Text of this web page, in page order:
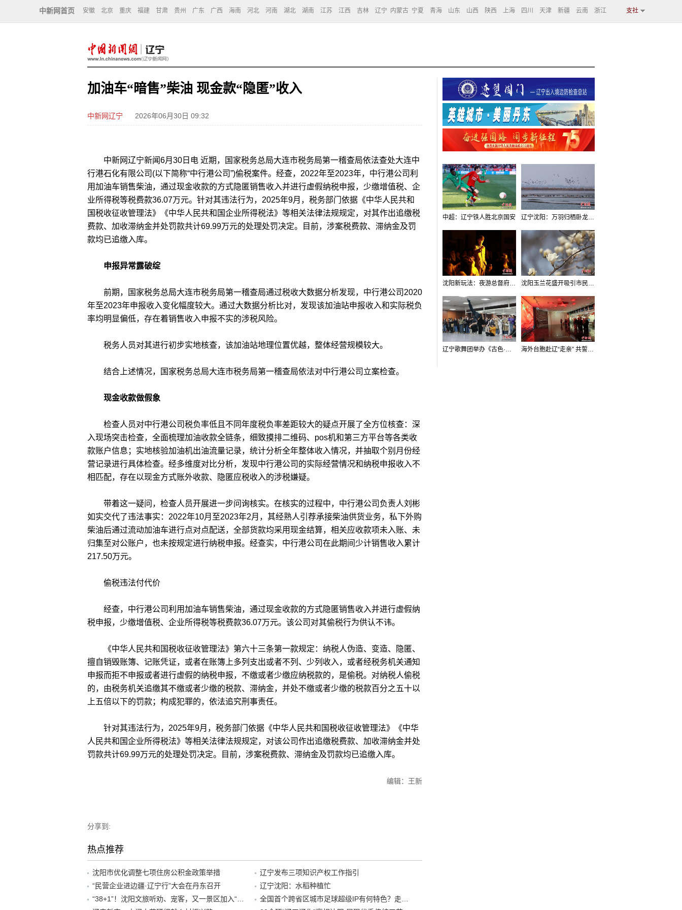
中新网首页 安徽 北京 重庆 福建 甘肃 贵州 广东 广西 海南 河北 河南 湖北 湖南 江苏 江西 吉林 辽宁 内蒙古 宁夏 青海 山东 山西 陕西 上海 四川 天津 新疆 云南 浙江 支社
加油车“暗售”柴油 现金款“隐匿”收入
中新网辽宁 2026年06月30日 09:32
中新网辽宁新闻6月30日电 近期，国家税务总局大连市税务局第一稽查局依法查处大连中
行港石化有限公司(以下简称“中行港公司”)偷税案件。经查，2022年至2023年，中行港公司利
用加油车销售柴油，通过现金收款的方式隐匿销售收入并进行虚假纳税申报，少缴增值税、企
业所得税等税费款36.07万元。针对其违法行为，2025年9月，税务部门依据《中华人民共和
国税收征收管理法》《中华人民共和国企业所得税法》等相关法律法规规定，对其作出追缴税
费款、加收滞纳金并处罚款共计69.99万元的处理处罚决定。目前，涉案税费款、滞纳金及罚
款均已追缴入库。
申报异常露破绽
前期，国家税务总局大连市税务局第一稽查局通过税收大数据分析发现，中行港公司2020
年至2023年申报收入变化幅度较大。通过大数据分析比对，发现该加油站申报收入和实际税负
率均明显偏低，存在着销售收入申报不实的涉税风险。
税务人员对其进行初步实地核查，该加油站地理位置优越，整体经营规模较大。
结合上述情况，国家税务总局大连市税务局第一稽查局依法对中行港公司立案检查。
现金收款做假象
检查人员对中行港公司税负率低且不同年度税负率差距较大的疑点开展了全方位核查：深
入现场突击检查，全面梳理加油收款全链条，细致摸排二维码、pos机和第三方平台等各类收
款账户信息；实地核验加油机出油流量记录，统计分析全年整体收入情况，并抽取个别月份经
营记录进行具体检查。经多维度对比分析，发现中行港公司的实际经营情况和纳税申报收入不
相匹配，存在以现金方式账外收款、隐匿应税收入的涉税嫌疑。
带着这一疑问，检查人员开展进一步问询核实。在核实的过程中，中行港公司负责人刘彬
如实交代了违法事实：2022年10月至2023年2月，其经熟人引荐承接柴油供货业务，私下外购
柴油后通过流动加油车进行点对点配送，全部货款均采用现金结算，相关应收款项未入账、未
归集至对公账户，也未按规定进行纳税申报。经查实，中行港公司在此期间少计销售收入累计
217.50万元。
偷税违法付代价
经查，中行港公司利用加油车销售柴油，通过现金收款的方式隐匿销售收入并进行虚假纳
税申报，少缴增值税、企业所得税等税费款36.07万元。该公司对其偷税行为供认不讳。
《中华人民共和国税收征收管理法》第六十三条第一款规定：纳税人伪造、变造、隐匿、
擅自销毁账簿、记账凭证，或者在账簿上多列支出或者不列、少列收入，或者经税务机关通知
申报而拒不申报或者进行虚假的纳税申报，不缴或者少缴应纳税款的，是偷税。对纳税人偷税
的，由税务机关追缴其不缴或者少缴的税款、滞纳金，并处不缴或者少缴的税款百分之五十以
上五倍以下的罚款；构成犯罪的，依法追究刑事责任。
针对其违法行为，2025年9月，税务部门依据《中华人民共和国税收征收管理法》《中华
人民共和国企业所得税法》等相关法律法规规定，对该公司作出追缴税费款、加收滞纳金并处
罚款共计69.99万元的处理处罚决定。目前，涉案税费款、滞纳金及罚款均已追缴入库。
编辑：王新
分享到:
热点推荐
沈阳市优化调整七项住房公积金政策举措
辽宁发布三项知识产权工作指引
“民营企业进边疆·辽宁行”大会在丹东召开
辽宁沈阳：水稻种植忙
中超：辽宁铁人胜北京国安 辽宁沈阳：万羽归栖卧龙湖看群鸟齐飞
沈阳新玩法：夜游总督府，当一回“赴宴者” 沈阳玉兰花盛开吸引市民打卡
辽宁歌舞团举办《古色·国宝辽宁》排练开放日活动 海外台胞赴辽“走亲” 共誓“和平初心”